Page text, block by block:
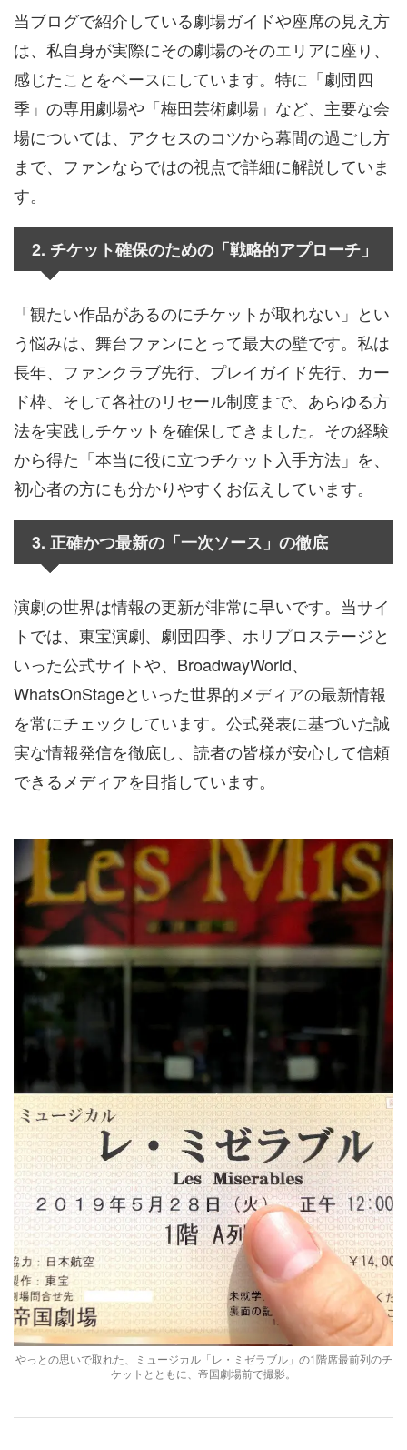
当ブログで紹介している劇場ガイドや座席の見え方
は、私自身が実際にその劇場のそのエリアに座り、
感じたことをベースにしています。特に「劇団四
季」の専用劇場や「梅田芸術劇場」など、主要な会
場については、アクセスのコツから幕間の過ごし方
まで、ファンならではの視点で詳細に解説していま
す。
2. チケット確保のための「戦略的アプローチ」
「観たい作品があるのにチケットが取れない」とい
う悩みは、舞台ファンにとって最大の壁です。私は
長年、ファンクラブ先行、プレイガイド先行、カー
ド枠、そして各社のリセール制度まで、あらゆる方
法を実践しチケットを確保してきました。その経験
から得た「本当に役に立つチケット入手方法」を、
初心者の方にも分かりやすくお伝えしています。
3. 正確かつ最新の「一次ソース」の徹底
演劇の世界は情報の更新が非常に早いです。当サイ
トでは、東宝演劇、劇団四季、ホリプロステージと
いった公式サイトや、BroadwayWorld、
WhatsOnStageといった世界的メディアの最新情報
を常にチェックしています。公式発表に基づいた誠
実な情報発信を徹底し、読者の皆様が安心して信頼
できるメディアを目指しています。
やっとの思いで取れた、ミュージカル「レ・ミゼラブル」の1階席最前列のチ
ケットとともに、帝国劇場前で撮影。